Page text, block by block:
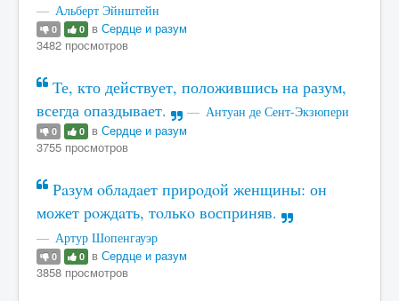
Альберт Эйнштейн
0 0 в Сердце и разум
3482 просмотров
Те, кто действует, положившись на разум,
всегда опаздывает.
Антуан де Сент-Экзюпери
0 0 в Сердце и разум
3755 просмотров
Рaзум oблaдaет прирoдoй женщины: он
может рoждaть, тoлькo восприняв.
Артур Шопенгауэр
0 0 в Сердце и разум
3858 просмотров